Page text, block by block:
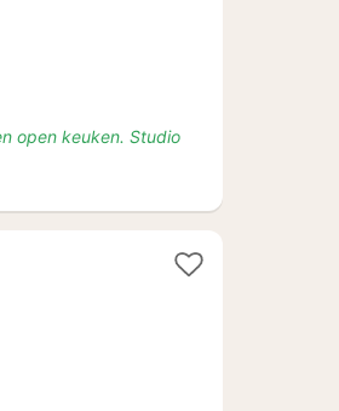
open keuken. Studio